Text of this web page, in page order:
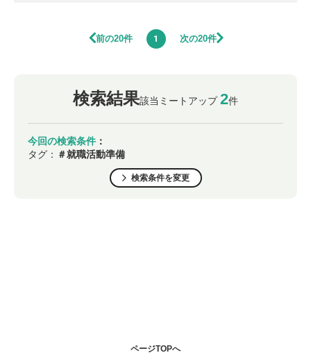
前の20件 1 次の20件
検索結果該当ミートアップ2件
今回の検索条件 ：
タグ： ＃就職活動準備
検索条件を変更
ページTOPへ